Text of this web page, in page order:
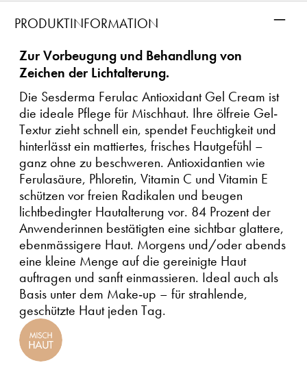
PRODUKTINFORMATION –
Zur Vorbeugung und Behandlung von
Zeichen der Lichtalterung.
Die Sesderma Ferulac Antioxidant Gel Cream ist
die ideale Pflege für Mischhaut. Ihre ölfreie Gel-
Textur zieht schnell ein, spendet Feuchtigkeit und
hinterlässt ein mattiertes, frisches Hautgefühl –
ganz ohne zu beschweren. Antioxidantien wie
Ferulasäure, Phloretin, Vitamin C und Vitamin E
schützen vor freien Radikalen und beugen
lichtbedingter Hautalterung vor. 84 Prozent der
Anwenderinnen bestätigten eine sichtbar glattere,
ebenmässigere Haut. Morgens und/oder abends
eine kleine Menge auf die gereinigte Haut
auftragen und sanft einmassieren. Ideal auch als
Basis unter dem Make-up – für strahlende,
geschützte Haut jeden Tag.